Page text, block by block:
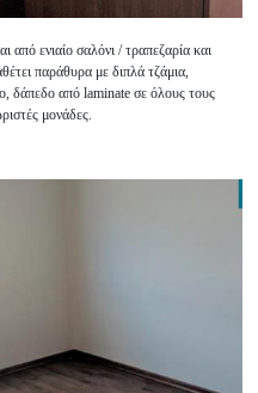
από ενιαίο σαλόνι / τραπεζαρία και
παράθυρα με διπλά τζάμια,
δάπεδο από laminate σε όλους τους
μονάδες.